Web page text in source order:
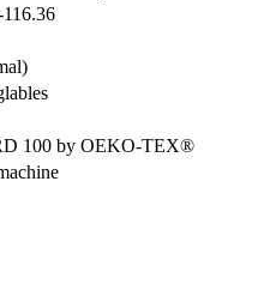
100 by OEKO-TEX®